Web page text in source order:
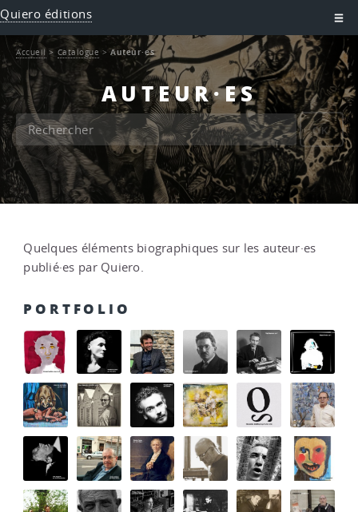
Quiero éditions
AUTEUR·ES
Accueil > Catalogue >Auteur·es
OK
Quelques éléments biographiques sur les auteur·es
publié·es par Quiero.
PORTFOLIO